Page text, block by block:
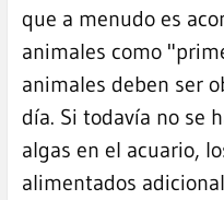
que a menudo es
animales como
animales deben ser
día. Si todavía no se
algas en el acuario,
alimentados